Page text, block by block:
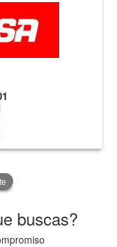
buscas?